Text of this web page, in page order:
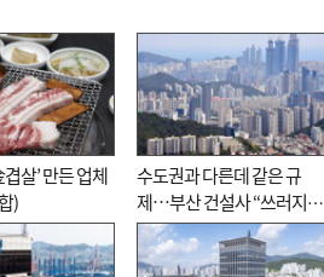
살’ 만든 업체
)
수도권과 다른데 같은 규
제…부산 건설사 “쓰러지기
직전”